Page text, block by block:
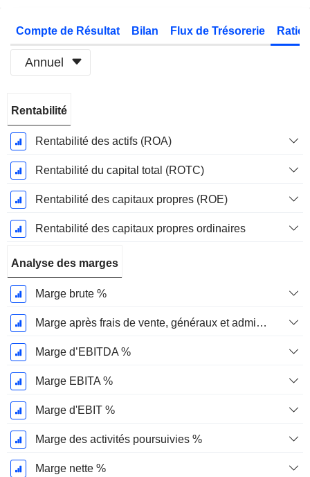
Compte de Résultat Bilan Flux de Trésorerie
Annuel
Fiscale:
Octobre
Rentabilité
Rentabilité des actifs (ROA)
Rentabilité du capital total (ROTC)
Rentabilité des capitaux propres (ROE)
Rentabilité des capitaux propres ordinaires
Analyse des marges
Marge brute %
Marge après frais de vente, généraux et administratifs %
Marge d’EBITDA %
Marge EBITA %
Marge d'EBIT %
Marge des activités poursuivies %
Marge nette %